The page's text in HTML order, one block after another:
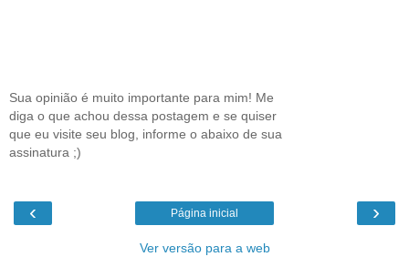
Sua opinião é muito importante para mim! Me
diga o que achou dessa postagem e se quiser
que eu visite seu blog, informe o abaixo de sua
assinatura ;)
‹ ›
Página inicial
Ver versão para a web